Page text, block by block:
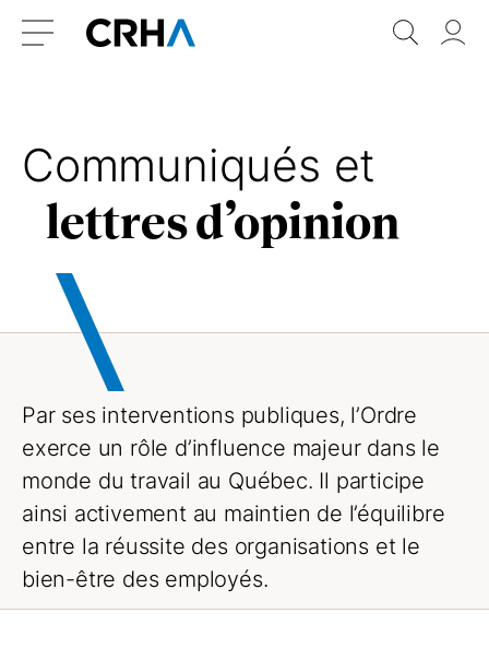
Retour
Communiqués et
lettres d’opinion
Par ses interventions publiques, l’Ordre
exerce un rôle d’influence majeur dans le
monde du travail au Québec. Il participe
ainsi activement au maintien de l’équilibre
entre la réussite des organisations et le
bien-être des employés.